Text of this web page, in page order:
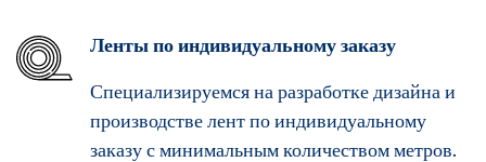
Ленты по индивидуальному заказу
Специализируемся на разработке дизайна и
производстве лент по индивидуальному
заказу с минимальным количеством метров.